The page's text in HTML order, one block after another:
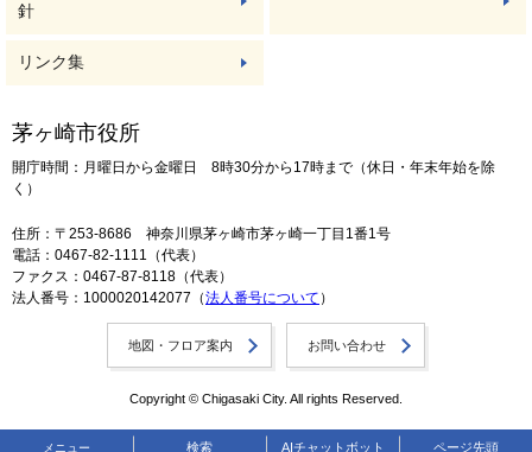
メニュー 検索 AIチャットボット ページ先頭
針
リンク集
茅ヶ崎市役所
開庁時間：月曜日から金曜日 8時30分から17時まで（休日・年末年始を除
く）
住所：〒253-8686 神奈川県茅ヶ崎市茅ヶ崎一丁目1番1号
電話：0467-82-1111（代表）
ファクス：0467-87-8118（代表）
法人番号：1000020142077（法人番号について ）
地図・フロア案内 お問い合わせ
Copyright © Chigasaki City. All rights Reserved.